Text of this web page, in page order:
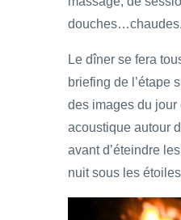
douches…chaudes.
Le dîner se fera
briefing de l’étape
des images du jour
acoustique autour
avant d’éteindre
nuit sous les